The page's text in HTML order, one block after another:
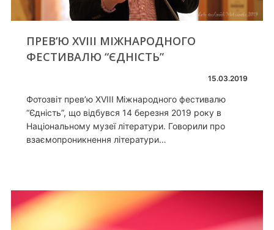
ПРЕВ’Ю XVIII МІЖНАРОДНОГО
ФЕСТИВАЛЮ “ЄДНІСТЬ”
15.03.2019
Фотозвіт прев’ю XVIII Міжнародного фестивалю
“Єдність”, що відбувся 14 березня 2019 року в
Національному музеї літератури. Говорили про
взаємопроникнення літератури…